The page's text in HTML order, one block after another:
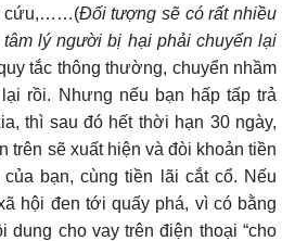
cứu,……(Đối tượng sẽ có rất nhiều
lý người bị hại phải chuyển lại
tắc thông thường, chuyển nhầm
rồi. Nhưng nếu bạn hấp tấp trả
thì sau đó hết thời hạn 30 ngày,
trên sẽ xuất hiện và đòi khoản tiền
bạn, cùng tiền lãi cắt cổ. Nếu
hội đen tới quấy phá, vì có bằng
dung cho vay trên điện thoại “cho